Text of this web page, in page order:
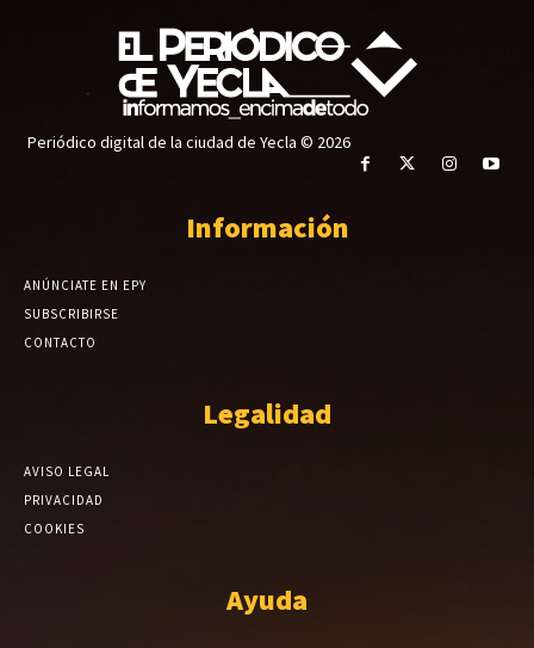
Periódico digital de la ciudad de Yecla © 2026
Información
ANÚNCIATE EN EPY
SUBSCRIBIRSE
CONTACTO
Legalidad
AVISO LEGAL
PRIVACIDAD
COOKIES
Ayuda